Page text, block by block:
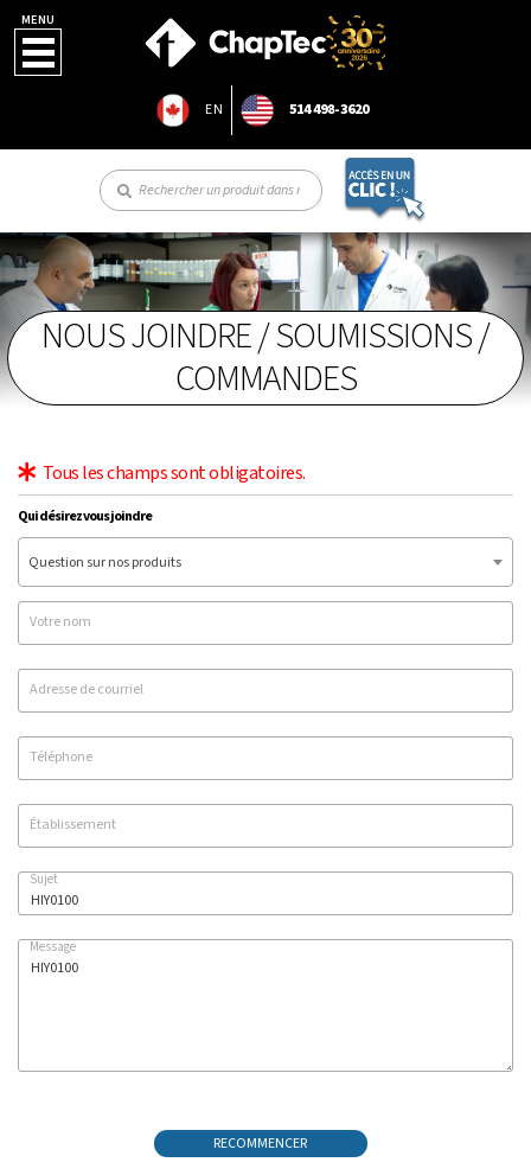
MENU
EN 514 498-3620
NOUS JOINDRE / SOUMISSIONS /
COMMANDES
Tous les champs sont obligatoires.
Qui désirez vous joindre
Question sur nos produits
Votre nom
Adresse de courriel
Téléphone
Établissement
Sujet
Message
RECOMMENCER